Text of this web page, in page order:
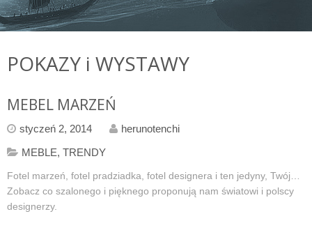
POKAZY i WYSTAWY
MEBEL MARZEŃ
styczeń 2, 2014
herunotenchi
MEBLE, TRENDY
Fotel marzeń, fotel pradziadka, fotel designera i ten jedyny, Twój…
Zobacz co szalonego i pięknego proponują nam światowi i polscy
designerzy.